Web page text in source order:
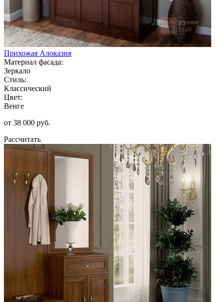
Прихожая Алоказия
Материал фасада:
Зеркало
Стиль:
Классический
Цвет:
Венге
от 38 000 руб.
Рассчитать